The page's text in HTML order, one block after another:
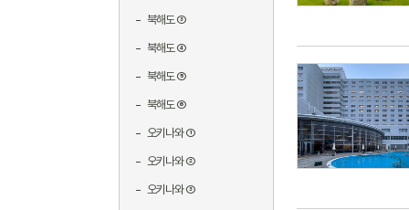
북해도 ③
북해도 ④
북해도 ⑤
북해도 ⑥
오키나와 ①
오키나와 ②
오키나와 ③